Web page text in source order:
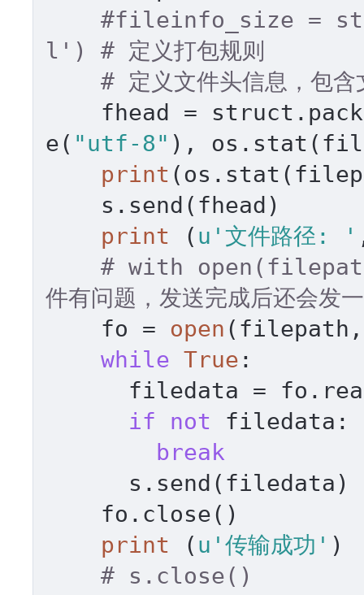
#fileinfo_size =
l') # 定义打包规则
# 定义文件头信息，包
fhead =
e( "utf-8" ),
print
s.send(fhead)
print ( u'文件路径: '
# with
件有问题，发送完成后还会发
fo = open
while True :
filedata =
if
not filedata:
break
s.send(filedata)
fo.close()
print ( u'传输成功' )
# s.close()